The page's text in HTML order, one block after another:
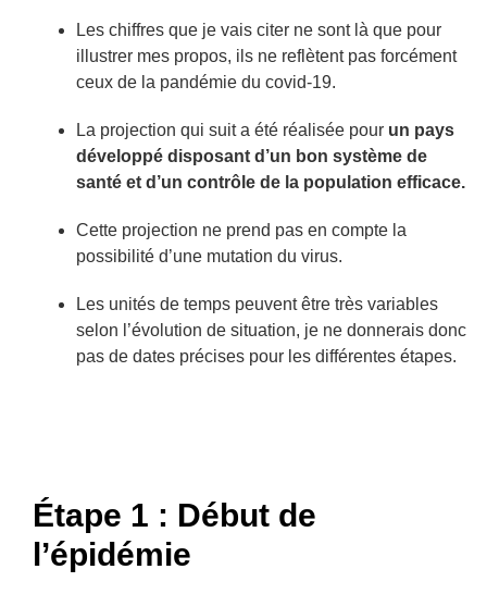
Les chiffres que je vais citer ne sont là que pour
illustrer mes propos, ils ne reflètent pas forcément
ceux de la pandémie du covid-19.
La projection qui suit a été réalisée pour un pays
développé disposant d’un bon système de
santé et d’un contrôle de la population efficace.
Cette projection ne prend pas en compte la
possibilité d’une mutation du virus.
Les unités de temps peuvent être très variables
selon l’évolution de situation, je ne donnerais donc
pas de dates précises pour les différentes étapes.
Étape 1 : Début de
l’épidémie